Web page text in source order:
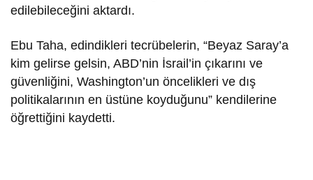
edilebileceğini aktardı.
Ebu Taha, edindikleri tecrübelerin, “Beyaz Saray’a
kim gelirse gelsin, ABD’nin İsrail’in çıkarını ve
güvenliğini, Washington’un öncelikleri ve dış
politikalarının en üstüne koyduğunu” kendilerine
öğrettiğini kaydetti.